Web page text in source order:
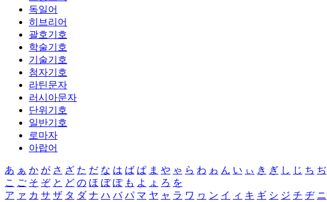
독일어
히브리어
괄호기호
학술기호
기술기호
첨자기호
라틴문자
러시아문자
단위기호
일반기호
로마자
아랍어
あ ぁ か が さ ざ た だ な は ば ぱ ま や ゃ ら わ ゎ ん い ぃ き ぎ し じ ち ぢ
こ ご そ ぞ と ど の ほ ぼ ぽ も よ ょ ろ を
ア ァ カ サ ザ タ ダ ナ ハ バ パ マ ヤ ャ ラ ワ ヮ ン イ ィ キ ギ シ ジ チ ヂ ニ